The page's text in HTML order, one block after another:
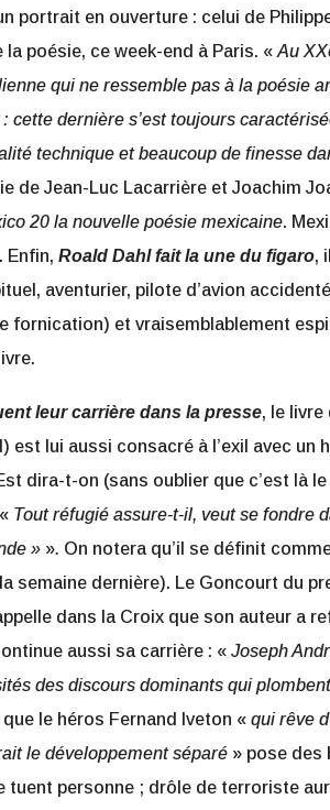
portrait en ouverture : celui de
la poésie, ce week-end à Paris. «Au
qui ne ressemble pas à la poésie
cette dernière s’est toujours
technique et beaucoup de finesse
de Jean-Luc Lacarrière et Joachim
20 la nouvelle poésie mexicaine.
Enfin,Roald Dahl fait la une du figaro,
aventurier, pilote d’avion
fornication) et vraisemblablement
leur carrière dans la presse, le
est lui aussi consacré à l’exil avec un
dira-t-on (sans oublier que c’est là
Tout réfugié assure-t-il, veut se fondre
» ». On notera qu’il se définit
semaine dernière). Le Goncourt du
dans la Croix que son auteur a
aussi sa carrière : «Joseph
des discours dominants qui
que le héros Fernand Iveton «qui rêve
le développement séparé » pose des
tuent personne ; drôle de terroriste